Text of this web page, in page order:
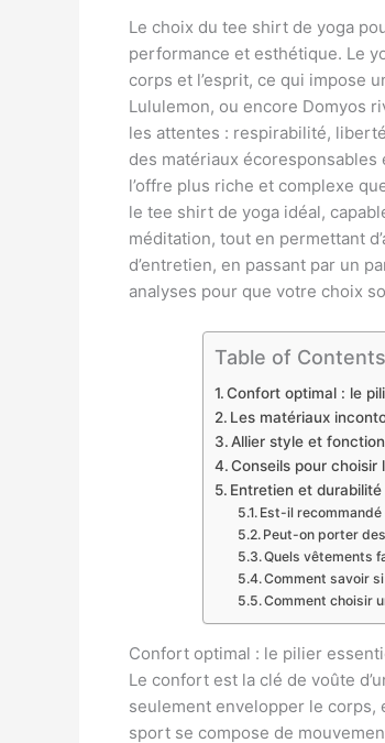
Le choix du tee shirt de yoga
performance et esthétique. Le
corps et l’esprit, ce qui impose
Lululemon, ou encore Domyos
les attentes : respirabilité,
des matériaux
l’offre plus riche et complexe
le tee shirt de yoga idéal,
méditation, tout en permettant
d’entretien, en passant par un
analyses pour que votre choix
Table of Contents
Confort optimal : le
Les matériaux
Allier style et
Conseils pour
Entretien et
Est-il
Peut-on porter
Quels vêtements
Comment savoir
Comment choisir
Confort optimal : le pilier
Le confort est la clé de voûte
seulement envelopper le corps,
sport se compose de